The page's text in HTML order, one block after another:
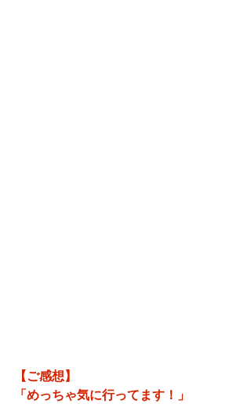
【ご感想】
「めっちゃ気に行ってます！」